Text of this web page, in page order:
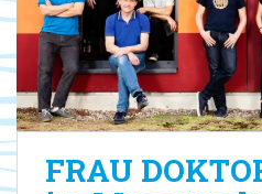
FRAU